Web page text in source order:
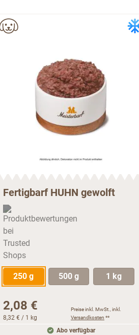
Fertigbarf HUHN gewolft
250 g 500 g 1 kg
2,08 €
8,32 € / 1 kg
Preise inkl. MwSt., inkl.
Versandkosten **
Abo verfügbar